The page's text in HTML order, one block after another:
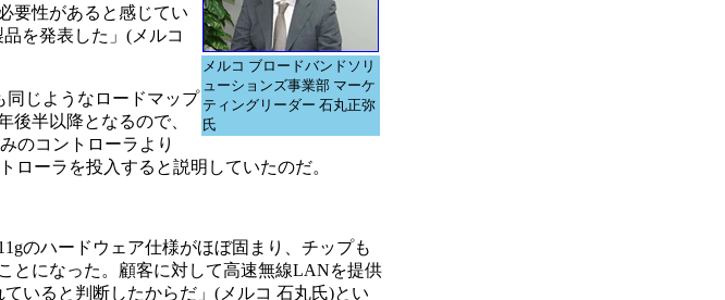
メルコ ブロードバンドソリ
ューションズ事業部 マーケ
ティングリーダー 石丸正弥
氏
要性があると感じてい
を発表した」(メルコ
じようなロードマップ
後半以降となるので、
のコントローラより
ローラを投入すると説明していたのだ。
のハードウェア仕様がほぼ固まり、チップも
とになった。顧客に対して高速無線LANを提供
いると判断したからだ」(メルコ 石丸氏)とい